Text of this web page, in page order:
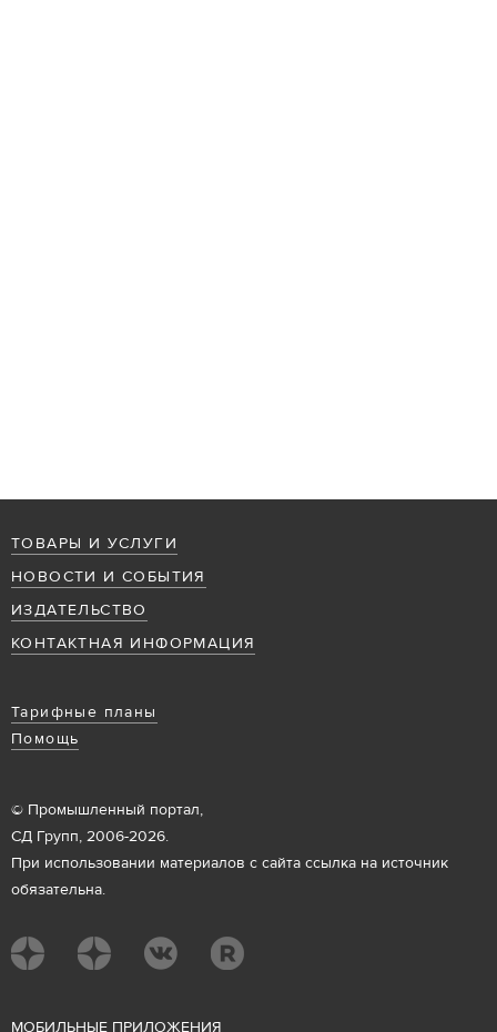
ТОВАРЫ И УСЛУГИ
НОВОСТИ И СОБЫТИЯ
ИЗДАТЕЛЬСТВО
КОНТАКТНАЯ ИНФОРМАЦИЯ
Тарифные планы
Помощь
© Промышленный портал,
СД Групп, 2006-2026.
При использовании материалов с сайта ссылка на источник
обязательна.
МОБИЛЬНЫЕ ПРИЛОЖЕНИЯ